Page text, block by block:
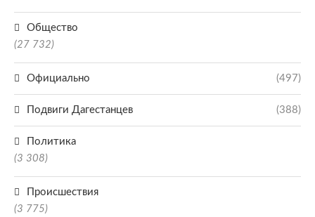
Общество
(27 732)
Официально (497)
Подвиги Дагестанцев (388)
Политика
(3 308)
Происшествия
(3 775)